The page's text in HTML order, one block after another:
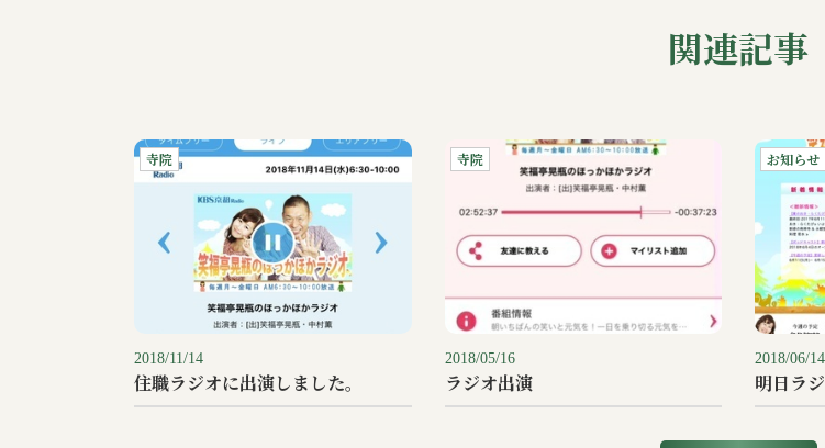
関連記事
寺院
2018/11/14
住職ラジオに出演しました。
寺院
2018/05/16
ラジオ出演
お知らせ
2018/06/14
明日ラ